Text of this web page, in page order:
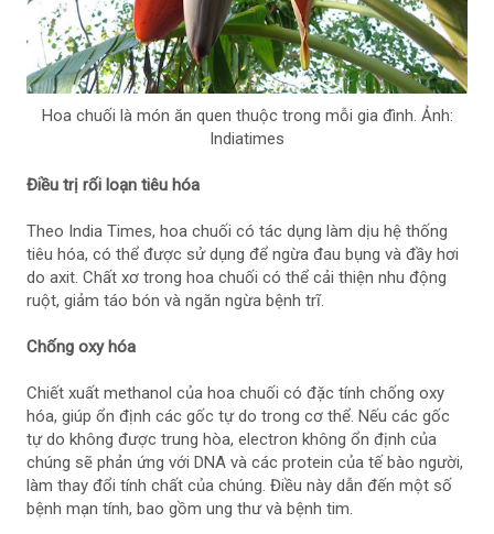
Hoa chuối là món ăn quen thuộc trong mỗi gia đình. Ảnh:
Indiatimes
Điều trị rối loạn tiêu hóa
Theo India Times, hoa chuối có tác dụng làm dịu hệ thống
tiêu hóa, có thể được sử dụng để ngừa đau bụng và đầy hơi
do axit. Chất xơ trong hoa chuối có thể cải thiện nhu động
ruột, giảm táo bón và ngăn ngừa bệnh trĩ.
Chống oxy hóa
Chiết xuất methanol của hoa chuối có đặc tính chống oxy
hóa, giúp ổn định các gốc tự do trong cơ thể. Nếu các gốc
tự do không được trung hòa, electron không ổn định của
chúng sẽ phản ứng với DNA và các protein của tế bào người,
làm thay đổi tính chất của chúng. Điều này dẫn đến một số
bệnh mạn tính, bao gồm ung thư và bệnh tim.